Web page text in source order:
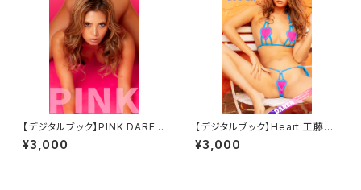
【デジタルブック】PINK DAREA
Dream Factory Magazine
¥3,000
【デジタルブック】Heart 工藤え
れな DAREA Dream Factory
Magazine
¥3,000